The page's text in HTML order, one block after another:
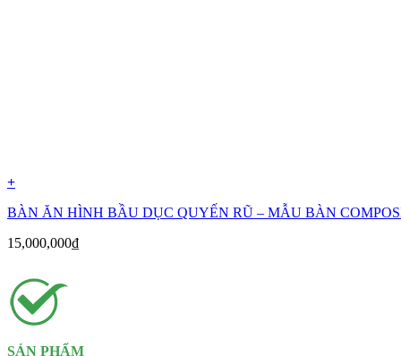
+
BÀN ĂN HÌNH BẦU DỤC QUYẾN RŨ – MẪU BÀN
15,000,000₫
SẢN PHẨM